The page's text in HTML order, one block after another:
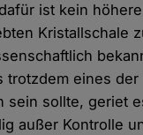
ist kein
Kristallschale
trotzdem eines
sein sollte, geriet
außer Kontrolle